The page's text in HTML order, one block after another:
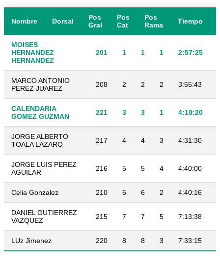
Nombre Dorsal
Pos
Gral
Pos
Cat
Pos
Rama
Tiempo
MOISES
HERNANDEZ
HERNANDEZ
201 1 1 1 2:57:25
MARCO ANTONIO
PEREZ JUAREZ
208 2 2 2 3:55:43
CALENDARIA
GOMEZ GUZMAN
221 3 3 1 4:10:20
JORGE ALBERTO
TOALA LAZARO
217 4 4 3 4:31:30
JORGE LUIS PEREZ
AGUILAR
216 5 5 4 4:40:00
Celia Gonzalez 210 6 6 2 4:40:16
DANIEL GUTIERREZ
VAZQUEZ
215 7 7 5 7:13:38
LUz Jimenez 220 8 8 3 7:33:15